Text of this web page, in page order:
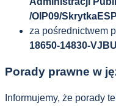
/OIP09/SkrytkaESP
za pośrednictwem
18650-14830-
Porady prawne w
Informujemy, że porady